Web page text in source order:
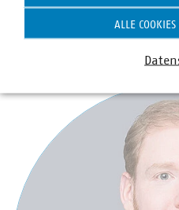
+49 211 159243-14
morgenstern(at)vku(dot)de
ALLE